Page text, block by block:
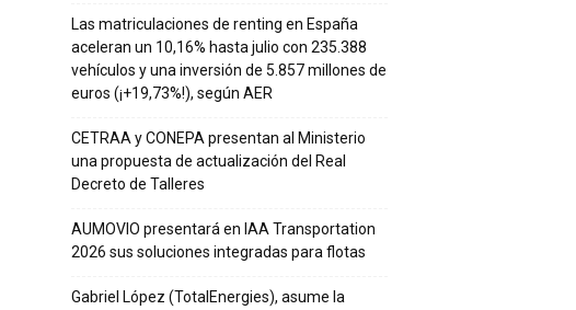
Las matriculaciones de renting en España
aceleran un 10,16% hasta julio con 235.388
vehículos y una inversión de 5.857 millones de
euros (¡+19,73%!), según AER
CETRAA y CONEPA presentan al Ministerio
una propuesta de actualización del Real
Decreto de Talleres
AUMOVIO presentará en IAA Transportation
2026 sus soluciones integradas para flotas
Gabriel López (TotalEnergies), asume la